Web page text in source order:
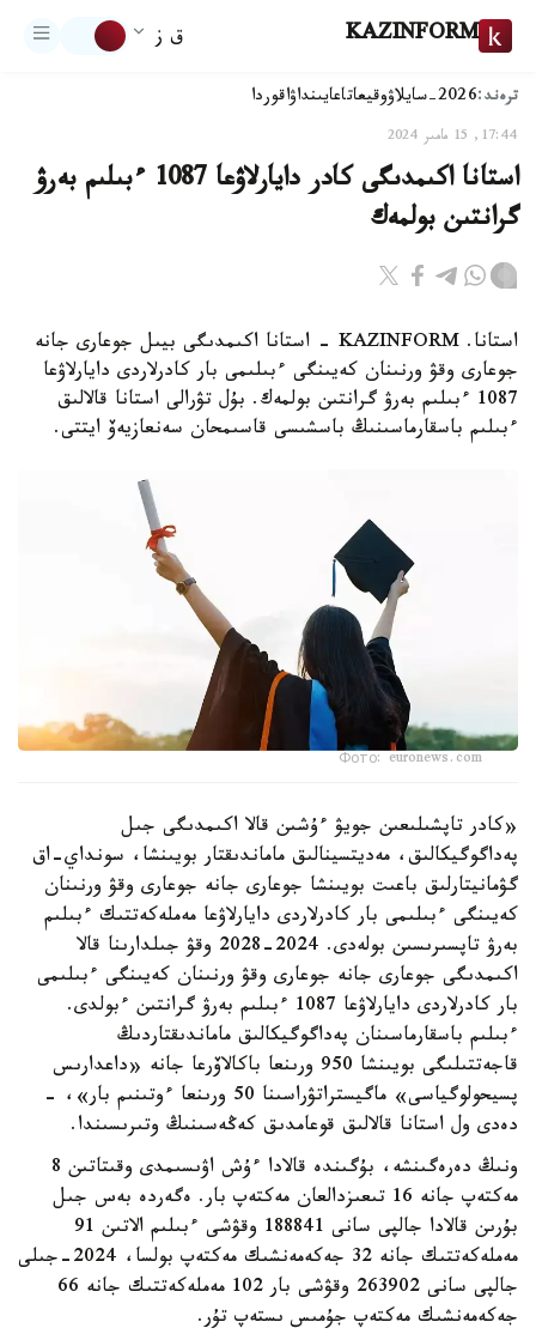
KAZINFORM ق ز
ترەند:2026-سايلاۋ وقيعاتاعايىنداۋاقوردا
17:44, 15 مامىر 2024
استانا اكىمدىگى كادر دايارلاۋعا 1087 ءبىلىم بەرۋ
گرانتىن بولمەك
استانا. KAZINFORM - استانا اكىمدىگى بيىل جوعارى جانە
جوعارى وقۋ ورنىنان كەيىنگى ءبىلىمى بار كادرلاردى دايارلاۋعا
1087 ءبىلىم بەرۋ گرانتىن بولمەك. بۇل تۋرالى استانا قالالىق
ءبىلىم باسقارماسىنىڭ باسشىسى قاسىمحان سەنعازيەۆ ايتتى.
Фото: euronews.com
«كادر تاپشىلىعىن جويۋ ءۇشىن قالا اكىمدىگى جىل
پەداگوگيكالىق، مەديتسينالىق ماماندىقتار بويىنشا، سونداي-اق
گۋمانيتارلىق باعىت بويىنشا جوعارى جانە جوعارى وقۋ ورنىنان
كەيىنگى ءبىلىمى بار كادرلاردى دايارلاۋعا مەملەكەتتىك ءبىلىم
بەرۋ تاپسىرىسىن بولەدى. 2024-2028 وقۋ جىلدارىنا قالا
اكىمدىگى جوعارى جانە جوعارى وقۋ ورنىنان كەيىنگى ءبىلىمى
بار كادرلاردى دايارلاۋعا 1087 ءبىلىم بەرۋ گرانتىن ءبولدى.
ءبىلىم باسقارماسىنان پەداگوگيكالىق ماماندىقتاردىڭ
قاجەتتىلىگى بويىنشا 950 ورىنعا باكالاۆرعا جانە «داعدارىس
پسيحولوگياسى» ماگيستراتۋراسىنا 50 ورىنعا ءوتىنىم بار»، -
دەدى ول استانا قالالىق قوعامدىق كەڭەسىنىڭ وتىرىسىندا.
ونىڭ دەرەگىنشە، بۇگىندە قالادا ءۇش اۋىسىمدى وقىتاتىن 8
مەكتەپ جانە 16 تىعىزدالعان مەكتەپ بار. ەگەردە بەس جىل
بۇرىن قالادا جالپى سانى 188841 وقۋشى ءبىلىم الاتىن 91
مەملەكەتتىك جانە 32 جەكەمەنشىك مەكتەپ بولسا، 2024-جىلى
جالپى سانى 263902 وقۋشى بار 102 مەملەكەتتىك جانە 66
جەكەمەنشىك مەكتەپ جۇمىس ىستەپ تۇر.